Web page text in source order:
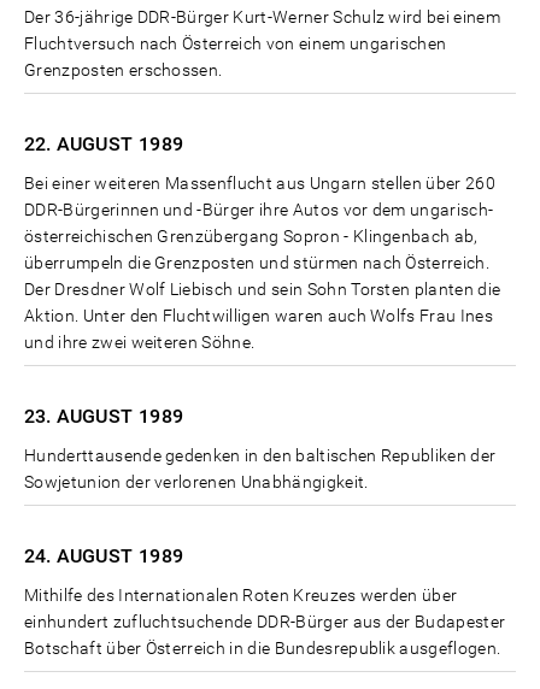
Der 36-jährige DDR-Bürger Kurt-Werner Schulz wird bei einem
Fluchtversuch nach Österreich von einem ungarischen
Grenzposten erschossen.
22. AUGUST 1989
Bei einer weiteren Massenflucht aus Ungarn stellen über 260
DDR-Bürgerinnen und -Bürger ihre Autos vor dem ungarisch-
österreichischen Grenzübergang Sopron - Klingenbach ab,
überrumpeln die Grenzposten und stürmen nach Österreich.
Der Dresdner Wolf Liebisch und sein Sohn Torsten planten die
Aktion. Unter den Fluchtwilligen waren auch Wolfs Frau Ines
und ihre zwei weiteren Söhne.
23. AUGUST 1989
Hunderttausende gedenken in den baltischen Republiken der
Sowjetunion der verlorenen Unabhängigkeit.
24. AUGUST 1989
Mithilfe des Internationalen Roten Kreuzes werden über
einhundert zufluchtsuchende DDR-Bürger aus der Budapester
Botschaft über Österreich in die Bundesrepublik ausgeflogen.